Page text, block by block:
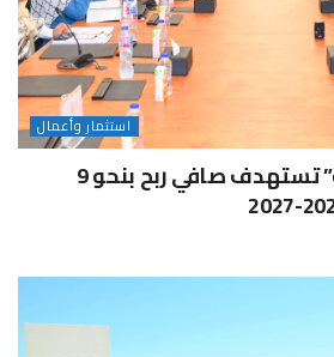
استثمار وأعمال
“القابضة الكيماوية” تستهدف صافي ربح بنحو 9